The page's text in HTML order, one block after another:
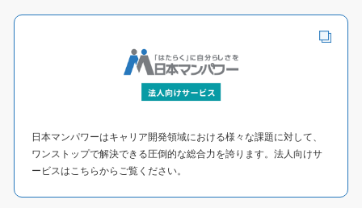
日本マンパワーはキャリア開発領域における様々な課題に対して、
ワンストップで解決できる圧倒的な総合力を誇ります。法人向けサ
ービスはこちらからご覧ください。